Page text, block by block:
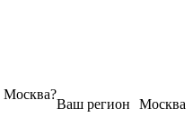
Москва
Ваш регион
Москва?